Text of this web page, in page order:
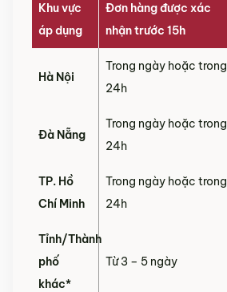
Khu vực
áp dụng
Đơn hàng được xác
nhận trước 15h
Hà Nội
Trong ngày hoặc trong
24h
Đà Nẵng
Trong ngày hoặc trong
24h
TP. Hồ
Chí Minh
Trong ngày hoặc trong
24h
Tỉnh/Thành
phố
khác*
Từ 3 – 5 ngày